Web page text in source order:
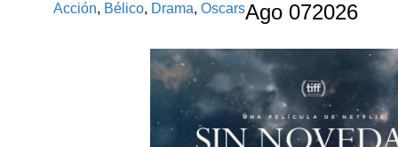
Acción, Bélico, Drama,OscarsAgo 072026